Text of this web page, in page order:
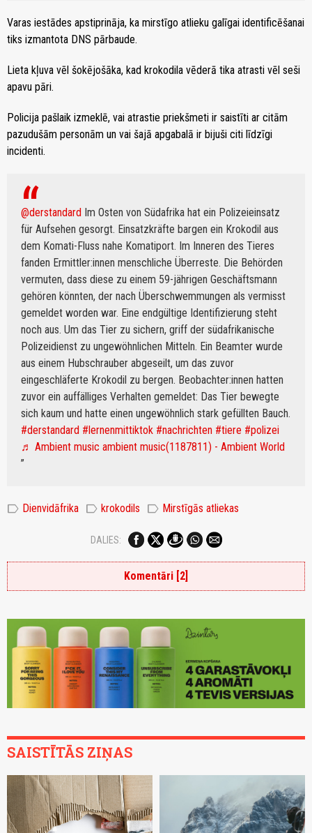
Varas iestādes apstiprināja, ka mirstīgo atlieku galīgai identificēšanai
tiks izmantota DNS pārbaude.
Lieta kļuva vēl šokējošāka, kad krokodila vēderā tika atrasti vēl seši
apavu pāri.
Policija pašlaik izmeklē, vai atrastie priekšmeti ir saistīti ar citām
pazudušām personām un vai šajā apgabalā ir bijuši citi līdzīgi
incidenti.
@derstandard Im Osten von Südafrika hat ein Polizeieinsatz
für Aufsehen gesorgt. Einsatzkräfte bargen ein Krokodil aus
dem Komati-Fluss nahe Komatiport. Im Inneren des Tieres
fanden Ermittler:innen menschliche Überreste. Die Behörden
vermuten, dass diese zu einem 59-jährigen Geschäftsmann
gehören könnten, der nach Überschwemmungen als vermisst
gemeldet worden war. Eine endgültige Identifizierung steht
noch aus. Um das Tier zu sichern, griff der südafrikanische
Polizeidienst zu ungewöhnlichen Mitteln. Ein Beamter wurde
aus einem Hubschrauber abgeseilt, um das zuvor
eingeschläferte Krokodil zu bergen. Beobachter:innen hatten
zuvor ein auffälliges Verhalten gemeldet: Das Tier bewegte
sich kaum und hatte einen ungewöhnlich stark gefüllten Bauch.
#derstandard #lernenmittiktok #nachrichten #tiere #polizei
♬ Ambient music ambient music(1187811) - Ambient World
label Dienvidāfrika label krokodils label Mirstīgās atliekas
DALIES:
Komentāri [2]
SAISTĪTĀS ZIŅAS